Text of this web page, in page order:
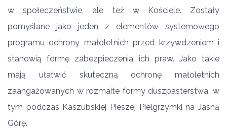
w społeczeństwie, ale też w Kościele. Zostały
pomyślane jako jeden z elementów systemowego
programu ochrony małoletnich przed krzywdzeniem i
stanowią formę zabezpieczenia ich praw. Jako takie
mają ułatwić skuteczną ochronę małoletnich
zaangażowanych w rozmaite formy duszpasterstwa, w
tym podczas Kaszubskiej Pieszej Pielgrzymki na Jasną
Górę.